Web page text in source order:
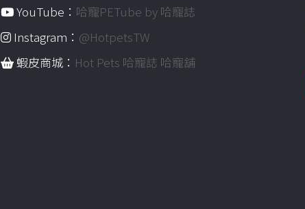
YouTube： 哈寵PETube by 哈寵誌
Instagram： @HotpetsTW
蝦皮商城： Hot Pets 哈寵誌 哈寵舖